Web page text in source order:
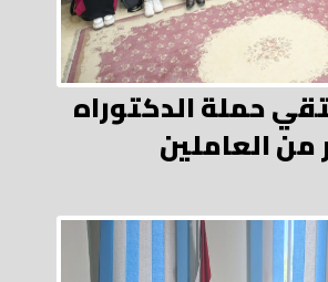
حملة الدكتوراه
من العاملين